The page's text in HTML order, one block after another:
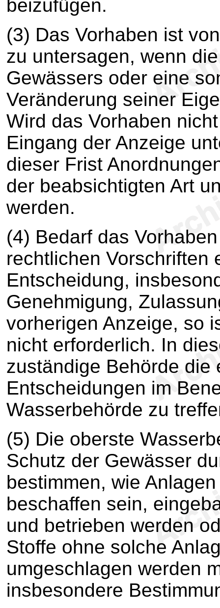
beizufügen.
(3) Das Vorhaben ist
zu untersagen, wenn
Gewässers oder eine
Veränderung seiner
Wird das Vorhaben
Eingang der Anzeige
dieser Frist
der beabsichtigten Art
werden.
(4) Bedarf das
rechtlichen Vorschriften
Entscheidung,
Genehmigung,
vorherigen Anzeige, so
nicht erforderlich. In
zuständige Behörde die
Entscheidungen im
Wasserbehörde zu
(5) Die oberste
Schutz der Gewässer
bestimmen, wie
beschaffen sein,
und betrieben werden
Stoffe ohne solche
umgeschlagen werden
insbesondere